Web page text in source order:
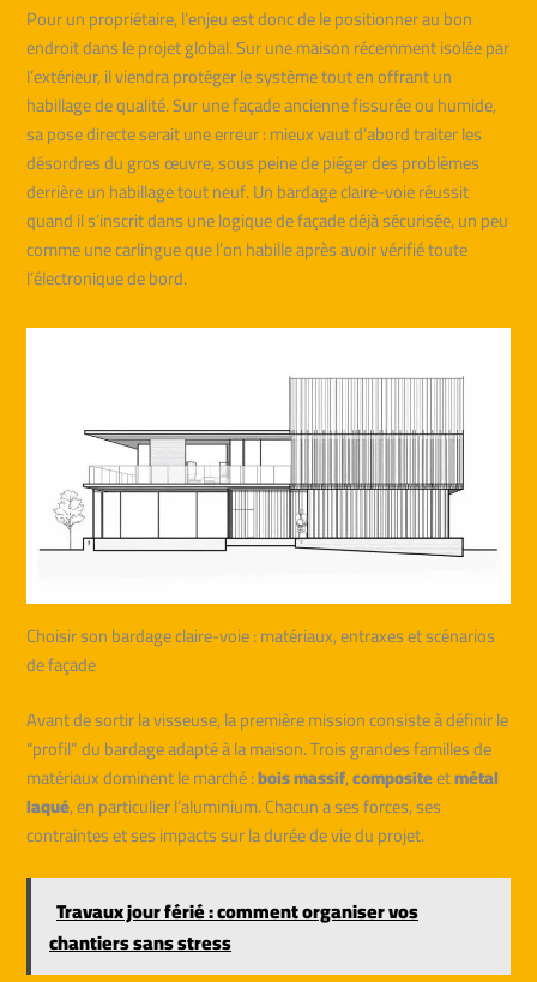
Pour un propriétaire, l’enjeu est donc de le positionner au bon
endroit dans le projet global. Sur une maison récemment isolée par
l’extérieur, il viendra protéger le système tout en offrant un
habillage de qualité. Sur une façade ancienne fissurée ou humide,
sa pose directe serait une erreur : mieux vaut d’abord traiter les
désordres du gros œuvre, sous peine de piéger des problèmes
derrière un habillage tout neuf. Un bardage claire-voie réussit
quand il s’inscrit dans une logique de façade déjà sécurisée, un peu
comme une carlingue que l’on habille après avoir vérifié toute
l’électronique de bord.
Choisir son bardage claire-voie : matériaux, entraxes et scénarios
de façade
Avant de sortir la visseuse, la première mission consiste à définir le
“profil” du bardage adapté à la maison. Trois grandes familles de
matériaux dominent le marché :bois massif,compositeetmétal
laqué, en particulier l’aluminium. Chacun a ses forces, ses
contraintes et ses impacts sur la durée de vie du projet.
Travaux jour férié : comment organiser vos
chantiers sans stress